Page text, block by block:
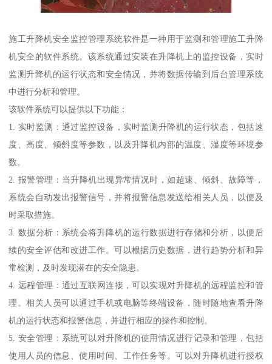
施工升降机安全监控管理系统软件是一种用于监测和管理施工升降
机安全的软件系统。该系统通过安装在升降机上的监控设备，实时
监测升降机的运行状态和安全情况，并将数据传输到后台管理系统
中进行分析和管理。
该软件系统可以提供以下功能：
1. 实时监测：通过监控设备，实时监测升降机的运行状态，包括速
度、高度、倾斜度等参数，以及升降机内部的温度、湿度等环境参
数。
2. 报警管理：当升降机出现异常情况时，如超速、倾斜、故障等，
系统会自动发出报警信号，并将报警信息发送给相关人员，以便及
时采取措施。
3. 数据分析：系统会将升降机的运行数据进行存储和分析，以便后
续的安全评估和改进工作。可以根据历史数据，进行趋势分析和异
常检测，及时发现潜在的安全隐患。
4. 远程管理：通过互联网连接，可以实现对升降机的远程监控和管
理。相关人员可以通过手机或电脑等终端设备，随时随地查看升降
机的运行状态和报警信息，并进行相应的操作和控制。
5. 安全管理：系统可以对升降机的使用情况进行记录和管理，包括
使用人员的信息、使用时间、工作任务等。可以对升降机进行授权